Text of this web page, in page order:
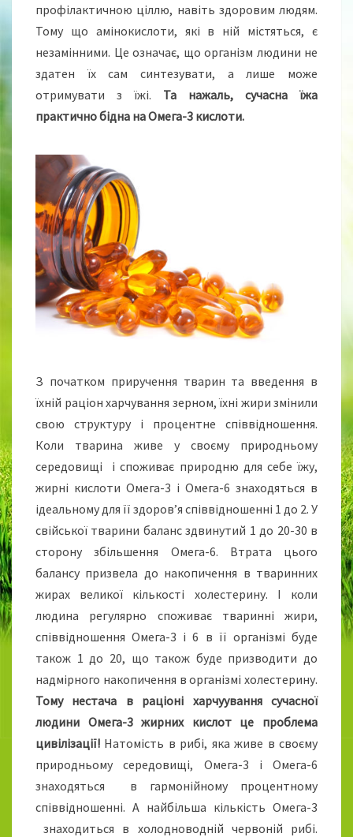
профілактичною ціллю, навіть здоровим людям.
Тому що амінокислоти, які в ній містяться, є
незамінними. Це означає, що організм людини не
здатен їх сам синтезувати, а лише може
отримувати з їжі. Та нажаль, сучасна їжа
практично бідна на Омега-3 кислоти.
З початком приручення тварин та введення в
їхній раціон харчування зерном, їхні жири змінили
свою структуру і процентне співвідношення.
Коли тварина живе у своєму природньому
середовищі і споживає природню для себе їжу,
жирні кислоти Омега-3 і Омега-6 знаходяться в
ідеальному для її здоров’я співвідношенні 1 до 2. У
свійської тварини баланс здвинутий 1 до 20-30 в
сторону збільшення Омега-6. Втрата цього
балансу призвела до накопичення в тваринних
жирах великої кількості холестерину. І коли
людина регулярно споживає тваринні жири,
співвідношення Омега-3 і 6 в її організмі буде
також 1 до 20, що також буде призводити до
надмірного накопичення в організмі холестерину.
Тому нестача в раціоні харчуування сучасної
людини Омега-3 жирних кислот це проблема
цивілізації! Натомість в рибі, яка живе в своєму
природньому середовищі, Омега-3 і Омега-6
знаходяться в гармонійному процентному
співвідношенні. А найбільша кількість Омега-3
знаходиться в холодноводній червоній рибі.